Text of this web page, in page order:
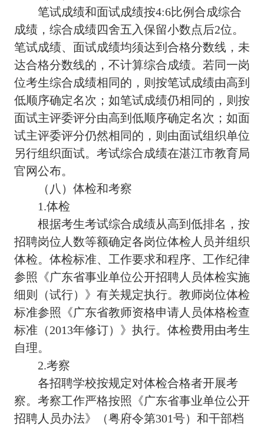
笔试成绩和面试成绩按4:6比例合成综合
成绩，综合成绩四舍五入保留小数点后2位。
笔试成绩、面试成绩均须达到合格分数线，未
达合格分数线的，不计算综合成绩。若同一岗
位考生综合成绩相同的，则按笔试成绩由高到
低顺序确定名次；如笔试成绩仍相同的，则按
面试主评委评分由高到低顺序确定名次；如面
试主评委评分仍然相同的，则由面试组织单位
另行组织面试。考试综合成绩在湛江市教育局
官网公布。
（八）体检和考察
1.体检
根据考生考试综合成绩从高到低排名，按
招聘岗位人数等额确定各岗位体检人员并组织
体检。体检标准、工作要求和程序、工作纪律
参照《广东省事业单位公开招聘人员体检实施
细则（试行）》有关规定执行。教师岗位体检
标准参照《广东省教师资格申请人员体格检查
标准（2013年修订）》执行。体检费用由考生
自理。
2.考察
各招聘学校按规定对体检合格者开展考
察。考察工作严格按照《广东省事业单位公开
招聘人员办法》（粤府令第301号）和干部档